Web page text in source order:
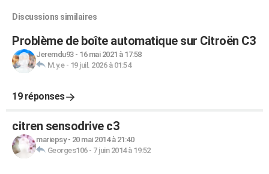
Discussions similaires
Problème de boîte automatique sur Citroën C3
Jeremdu93- 16 mai 2021 à 17:58
M.y.e- 19 juil. 2026 à 01:54
19 réponses
citren sensodrive c3
mariepsy- 20 mai 2014 à 21:40
Georges106- 7 juin 2014 à 19:52